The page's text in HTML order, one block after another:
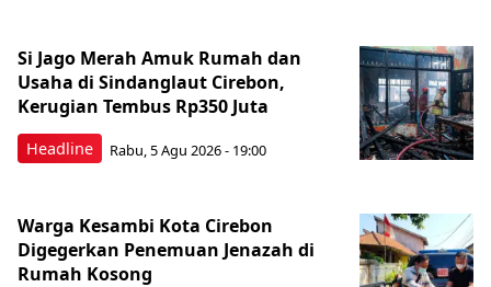
Headline
Si Jago Merah Amuk Rumah dan
Usaha di Sindanglaut Cirebon,
Kerugian Tembus Rp350 Juta
Rabu, 5 Agu 2026 - 19:00
Warga Kesambi Kota Cirebon
Digegerkan Penemuan Jenazah di
Rumah Kosong